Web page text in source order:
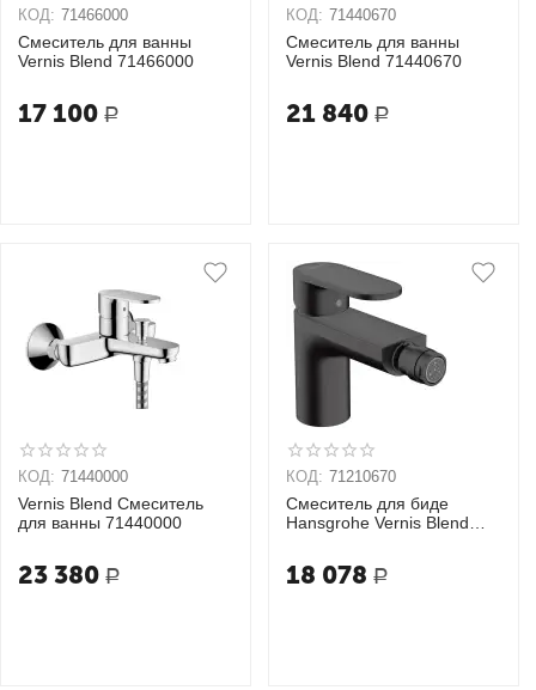
КОД: 71466000
Смеситель для ванны
Vernis Blend 71466000
17 100 Р
КОД: 71440670
Смеситель для ванны
Vernis Blend 71440670
21 840 Р
КОД: 71440000
Vernis Blend Смеситель
для ванны 71440000
23 380 Р
КОД: 71210670
Смеситель для биде
Hansgrohe Vernis Blend
18 078 Р